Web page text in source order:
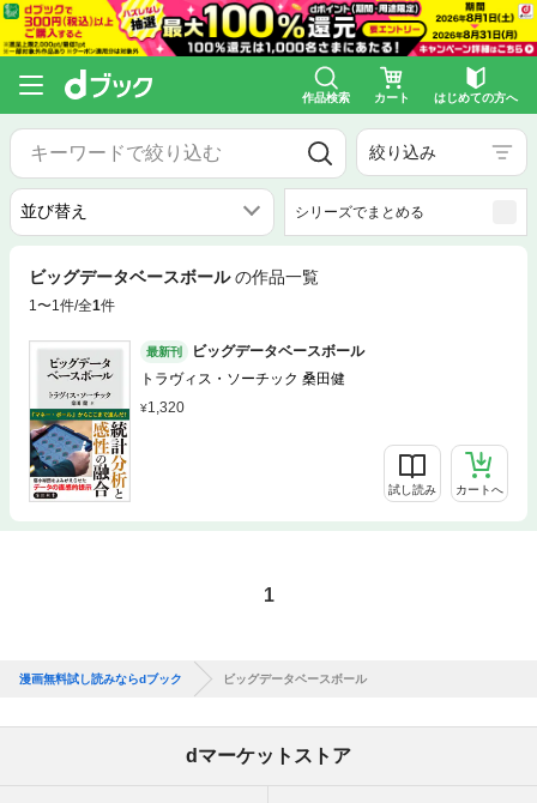
作品検索 カート はじめての方へ
絞り込み
シリーズでまとめる
ビッグデータベースボール の作品一覧
1〜1件/全1件
最新刊
ビッグデータベースボール
トラヴィス・ソーチック 桑田健
1,320
試し読み カートへ
1
漫画無料試し読みならdブック ビッグデータベースボール
dマーケットストア